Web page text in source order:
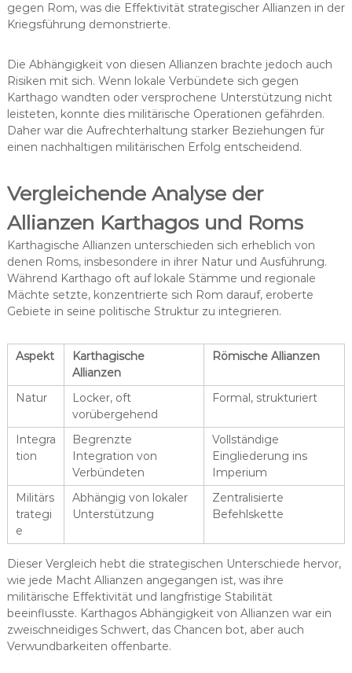
gegen Rom, was die Effektivität strategischer Allianzen in der
Kriegsführung demonstrierte.
Die Abhängigkeit von diesen Allianzen brachte jedoch auch
Risiken mit sich. Wenn lokale Verbündete sich gegen
Karthago wandten oder versprochene Unterstützung nicht
leisteten, konnte dies militärische Operationen gefährden.
Daher war die Aufrechterhaltung starker Beziehungen für
einen nachhaltigen militärischen Erfolg entscheidend.
Vergleichende Analyse der
Allianzen Karthagos und Roms
Karthagische Allianzen unterschieden sich erheblich von
denen Roms, insbesondere in ihrer Natur und Ausführung.
Während Karthago oft auf lokale Stämme und regionale
Mächte setzte, konzentrierte sich Rom darauf, eroberte
Gebiete in seine politische Struktur zu integrieren.
Aspekt
Karthagische
Allianzen
Römische Allianzen
Natur
Locker, oft
vorübergehend
Formal, strukturiert
Integra
tion
Begrenzte
Integration von
Verbündeten
Vollständige
Eingliederung ins
Imperium
Militärs
trategi
e
Abhängig von lokaler
Unterstützung
Zentralisierte
Befehlskette
Dieser Vergleich hebt die strategischen Unterschiede hervor,
wie jede Macht Allianzen angegangen ist, was ihre
militärische Effektivität und langfristige Stabilität
beeinflusste. Karthagos Abhängigkeit von Allianzen war ein
zweischneidiges Schwert, das Chancen bot, aber auch
Verwundbarkeiten offenbarte.